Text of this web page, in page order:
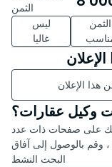
الثمن
ليس
غاليا
الثمن
هذا الإعلان
وكيل عقارات؟
على صفحات ذات عدد
، وقم بالوصول إلى آفاق
البحث النشط